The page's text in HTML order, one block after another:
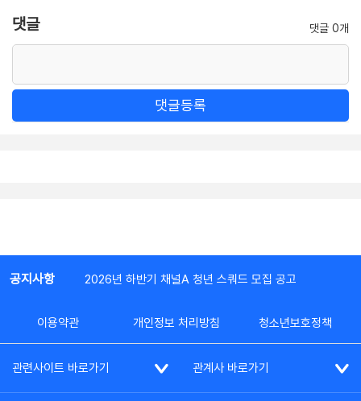
댓글 댓글 0개
댓글등록
공지사항 2026년 하반기 채널A 청년 스쿼드 모집 공고
이용약관 개인정보 처리방침 청소년보호정책
관련사이트 바로가기 관계사 바로가기